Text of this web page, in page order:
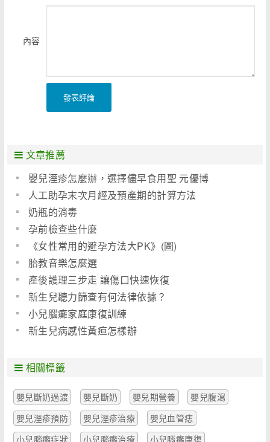
內容
發表評論
文章推薦
嬰兒溼疹怎麼辦，選擇儘早食用聖 元優博
人工助孕末次月經及預產期的計算方法
奶瓶的消毒
孕前檢查些什麼
《女性常用的避孕方法大PK》(圖)
胎教音樂怎麼選
產後護理三步走 讓傷口快速恢復
新生兒聽力篩查有何法律依據？
小兒腦癱家庭康復訓練
新生兒病感性黃疸怎樣辦
相關標籤
嬰兒斷奶過渡 嬰兒斷奶 嬰兒期營養
嬰兒腹瀉
嬰兒溼疹預防
嬰兒溼疹治療
嬰兒血管痣
小兒腦癱症狀
小兒腦癱治療 小兒腦癱康復